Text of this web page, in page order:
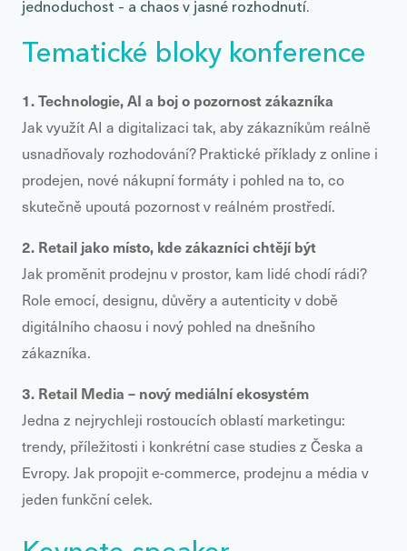
jednoduchost – a chaos v jasné rozhodnutí.
Tematické bloky konference
1. Technologie, AI a boj o pozornost zákazníka
Jak využít AI a digitalizaci tak, aby zákazníkům reálně
usnadňovaly rozhodování? Praktické příklady z online i
prodejen, nové nákupní formáty i pohled na to, co
skutečně upoutá pozornost v reálném prostředí.
2. Retail jako místo, kde zákazníci chtějí být
Jak proměnit prodejnu v prostor, kam lidé chodí rádi?
Role emocí, designu, důvěry a autenticity v době
digitálního chaosu i nový pohled na dnešního
zákazníka.
3. Retail Media – nový mediální ekosystém
Jedna z nejrychleji rostoucích oblastí marketingu:
trendy, příležitosti i konkrétní case studies z Česka a
Evropy. Jak propojit e-commerce, prodejnu a média v
jeden funkční celek.